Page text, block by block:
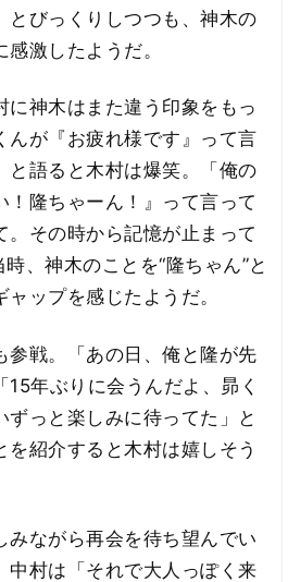
とびっくりしつつも、神木の
激したようだ。
神木はまた違う印象をもっ
んが『お疲れ様です』って言
と語ると木村は爆笑。「俺の
！隆ちゃーん！』って言って
。その時から記憶が止まって
、神木のことを“隆ちゃん”と
ップを感じたようだ。
戦。「あの日、俺と隆が先
年ぶりに会うんだよ、昴く
ずっと楽しみに待ってた」と
紹介すると木村は嬉しそう
ながら再会を待ち望んでい
中村は「それで大人っぽく来